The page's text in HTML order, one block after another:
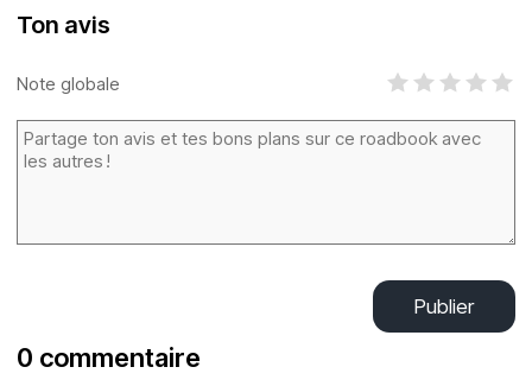
Ton avis
Note globale
Publier
0 commentaire